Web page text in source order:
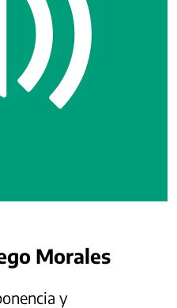
Morales
y